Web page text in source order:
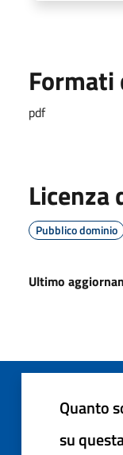
pdf
Pubblico dominio
Ultimo
Quanto
su